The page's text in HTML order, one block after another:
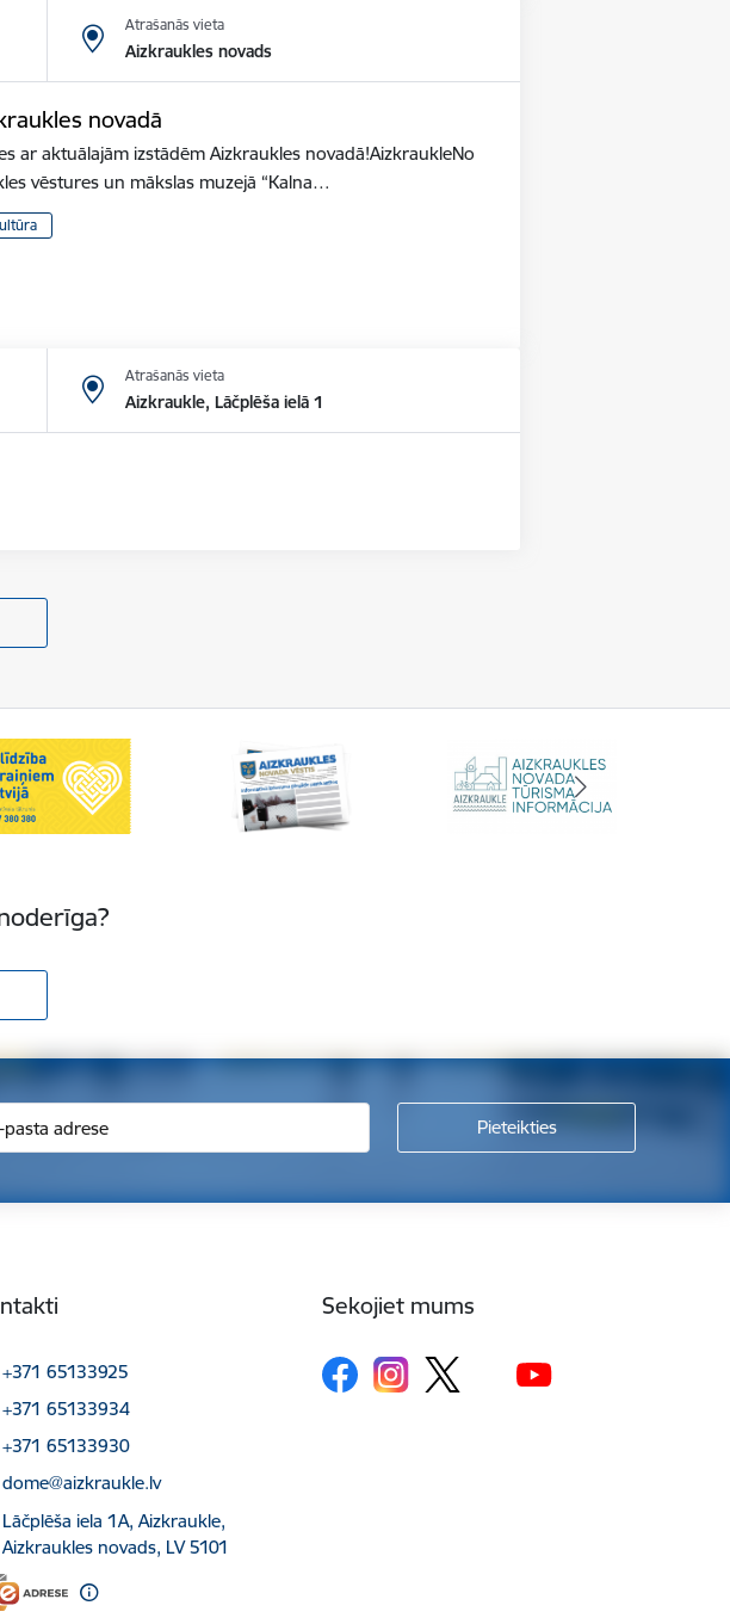
Atrašanās vieta
Aizkraukles novads
novadā
ar aktuālajām izstādēm Aizkraukles novadā!AizkraukleNo
vēstures un mākslas muzejā “Kalna…
Atrašanās vieta
Aizkraukle, Lāčplēša ielā 1
+371 65133925
+371 65133934
+371 65133930
E-pasts:
dome@aizkraukle.lv
Lāčplēša iela 1A, Aizkraukle,
Aizkraukles novads, LV 5101
Sekojiet mums